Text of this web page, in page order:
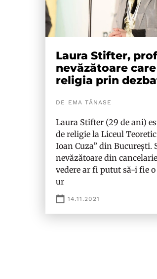
Laura Stifter,
nevăzătoare
religia prin
DE EMA TĂNASE
Laura Stifter (29 de ani)
de religie la Liceul
Ioan Cuza” din București.
nevăzătoare din
vedere ar fi putut să-i fie
ur
14.11.2021